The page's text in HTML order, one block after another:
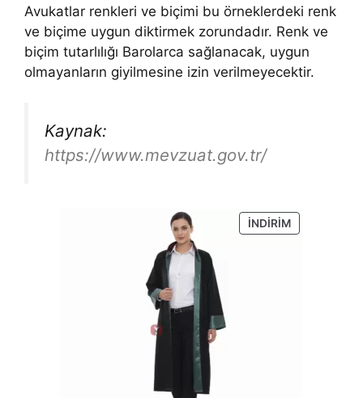
Avukatlar renkleri ve biçimi bu örneklerdeki renk
ve biçime uygun diktirmek zorundadır. Renk ve
biçim tutarlılığı Barolarca sağlanacak, uygun
olmayanların giyilmesine izin verilmeyecektir.
Kaynak:
https://www.mevzuat.gov.tr/
İNDIRIMİNDIRIMDEKI
ÜRÜN